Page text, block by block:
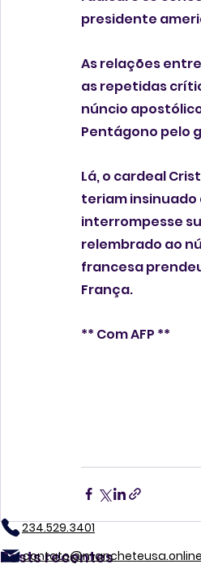
presidente
As relações
as repetidas
núncio
Pentágono pelo
Lá, o cardeal
teriam insinuado
interrompesse
relembrado ao
francesa
França.
** Com AFP **
Posts recentes
234.529.3401
contato@mancheteusa.online